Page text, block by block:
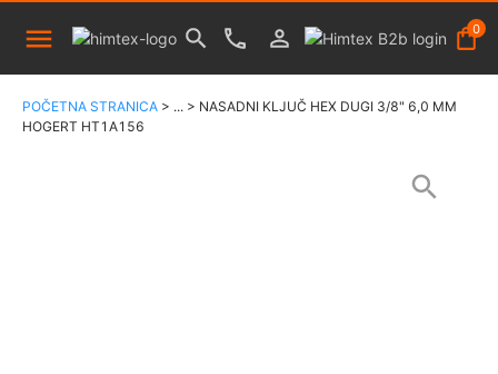
0
POČETNA STRANICA > ... > NASADNI KLJUČ HEX DUGI 3/8" 6,0 MM
HOGERT HT1A156